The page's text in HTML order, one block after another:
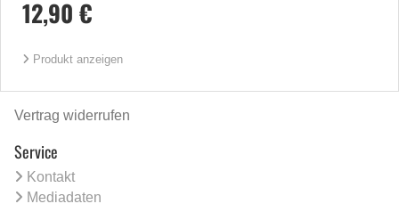
12,90 €
Produkt anzeigen
Vertrag widerrufen
Service
Kontakt
Mediadaten